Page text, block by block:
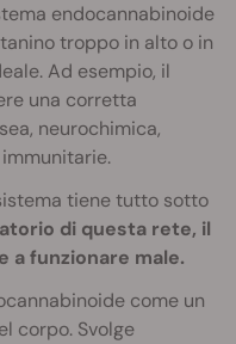
endocannabinoide
troppo in alto o in
Ad esempio, il
una corretta
neurochimica,
tiene tutto sotto
di questa rete, il
a funzionare male.
come un
corpo. Svolge